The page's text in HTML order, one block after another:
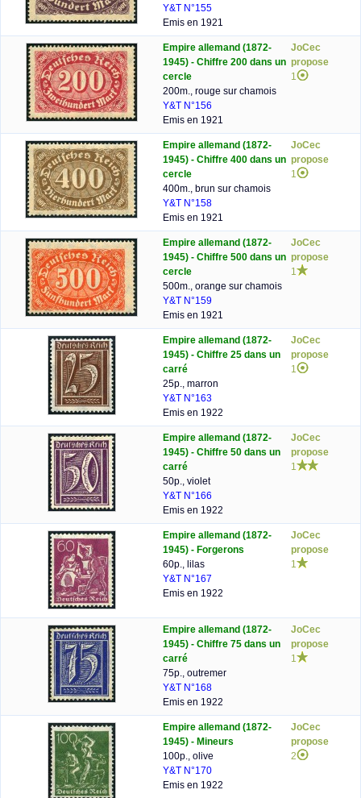
Y&T N°155
Emis en 1921
Empire allemand (1872-
1945) - Chiffre 200 dans un
cercle
200m., rouge sur chamois
Y&T N°156
Emis en 1921
JoCec
propose
1
Empire allemand (1872-
1945) - Chiffre 400 dans un
cercle
400m., brun sur chamois
Y&T N°158
Emis en 1921
JoCec
propose
1
Empire allemand (1872-
1945) - Chiffre 500 dans un
cercle
500m., orange sur chamois
Y&T N°159
Emis en 1921
JoCec
propose
1
Empire allemand (1872-
1945) - Chiffre 25 dans un
carré
25p., marron
Y&T N°163
Emis en 1922
JoCec
propose
1
Empire allemand (1872-
1945) - Chiffre 50 dans un
carré
50p., violet
Y&T N°166
Emis en 1922
JoCec
propose
1
Empire allemand (1872-
1945) - Forgerons
60p., lilas
Y&T N°167
Emis en 1922
JoCec
propose
1
Empire allemand (1872-
1945) - Chiffre 75 dans un
carré
75p., outremer
Y&T N°168
Emis en 1922
JoCec
propose
1
Empire allemand (1872-
1945) - Mineurs
100p., olive
Y&T N°170
Emis en 1922
JoCec
propose
2